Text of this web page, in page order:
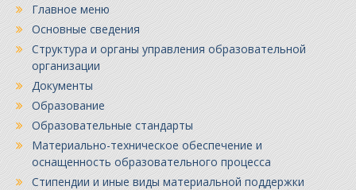
Главное меню
Основные сведения
Структура и органы управления образовательной
организации
Документы
Образование
Образовательные стандарты
Материально-техническое обеспечение и
оснащенность образовательного процесса
Стипендии и иные виды материальной поддержки